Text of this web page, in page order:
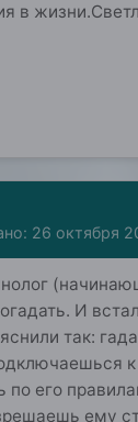
в
26 октября
И
так:
к
по его
ему